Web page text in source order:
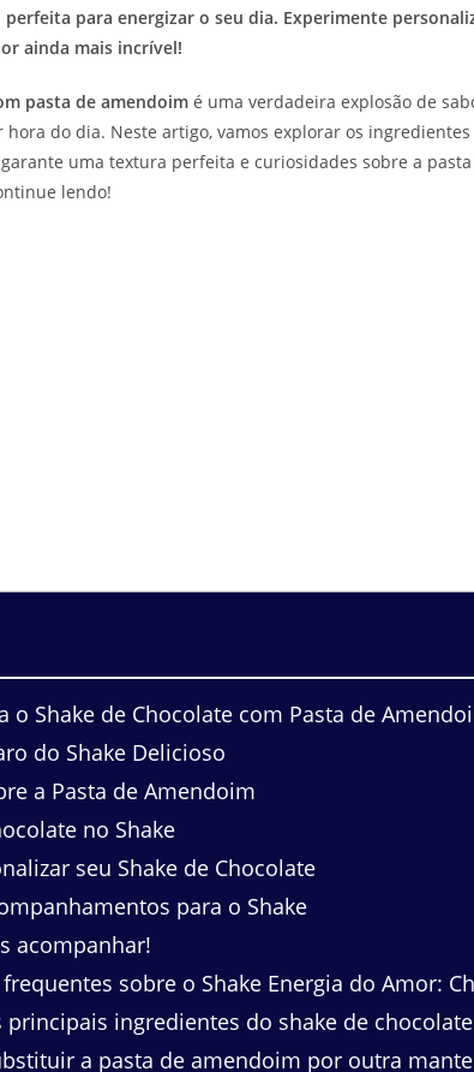
para energizar o seu dia. Experimente
ainda mais incrível!
pasta de amendoim é uma verdadeira explosão de
do dia. Neste artigo, vamos explorar os
uma textura perfeita e curiosidades sobre a
lendo!
o Shake de Chocolate com Pasta de
do Shake Delicioso
a Pasta de Amendoim
no Shake
seu Shake de Chocolate
para o Shake
acompanhar!
frequentes sobre o Shake Energia do Amor:
principais ingredientes do shake de
a pasta de amendoim por outra